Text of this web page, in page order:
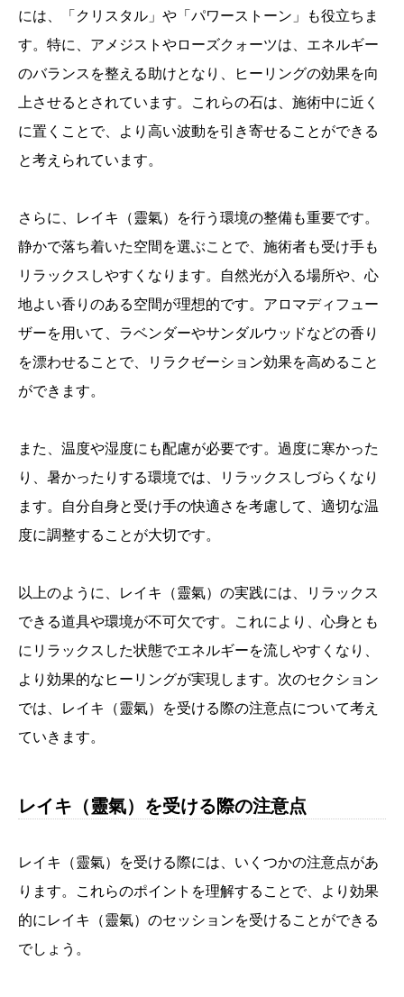
には、「クリスタル」や「パワーストーン」も役立ちま
す。特に、アメジストやローズクォーツは、エネルギー
のバランスを整える助けとなり、ヒーリングの効果を向
上させるとされています。これらの石は、施術中に近く
に置くことで、より高い波動を引き寄せることができる
と考えられています。
さらに、レイキ（靈氣）を行う環境の整備も重要です。
静かで落ち着いた空間を選ぶことで、施術者も受け手も
リラックスしやすくなります。自然光が入る場所や、心
地よい香りのある空間が理想的です。アロマディフュー
ザーを用いて、ラベンダーやサンダルウッドなどの香り
を漂わせることで、リラクゼーション効果を高めること
ができます。
また、温度や湿度にも配慮が必要です。過度に寒かった
り、暑かったりする環境では、リラックスしづらくなり
ます。自分自身と受け手の快適さを考慮して、適切な温
度に調整することが大切です。
以上のように、レイキ（靈氣）の実践には、リラックス
できる道具や環境が不可欠です。これにより、心身とも
にリラックスした状態でエネルギーを流しやすくなり、
より効果的なヒーリングが実現します。次のセクション
では、レイキ（靈氣）を受ける際の注意点について考え
ていきます。
レイキ（靈氣）を受ける際の注意点
レイキ（靈氣）を受ける際には、いくつかの注意点があ
ります。これらのポイントを理解することで、より効果
的にレイキ（靈氣）のセッションを受けることができる
でしょう。